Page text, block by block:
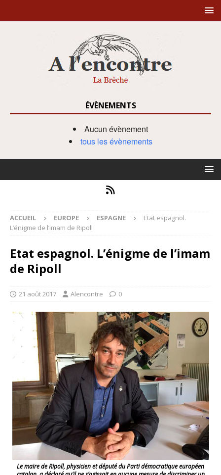
ÉVÈNEMENTS
Aucun évènement
tous les évènements
ACCUEIL EUROPE ESPAGNE
Etat espagnol.
L’énigme de l’imam de Ripoll
Etat espagnol. L’énigme de l’imam
de Ripoll
21 août 2017 Alencontre 0
Le maire de Ripoll, physicien et député du Parti démocratique européen